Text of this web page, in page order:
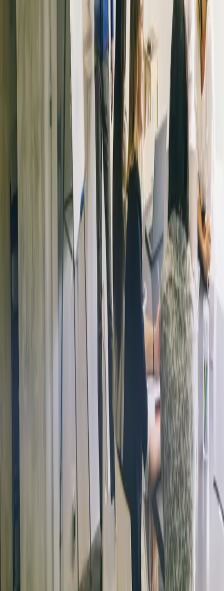
Verwaltungssysteme eingeführt, deren Umsetzung Monate
gedauert hat, das war also ein riesiger Unterschied“, erklärt
Das Ergebnis: höhere Qualität
und weniger Arbeitslast
„Als Schulleiter kann ich die Qualität der Ausbildung jetzt
deutlich einfacher sichern. Das Beste an Omniway ist, dass
es für Lernende und Lehrkräfte gleichermaßen einfach zu
Zurück zu Fallstudien